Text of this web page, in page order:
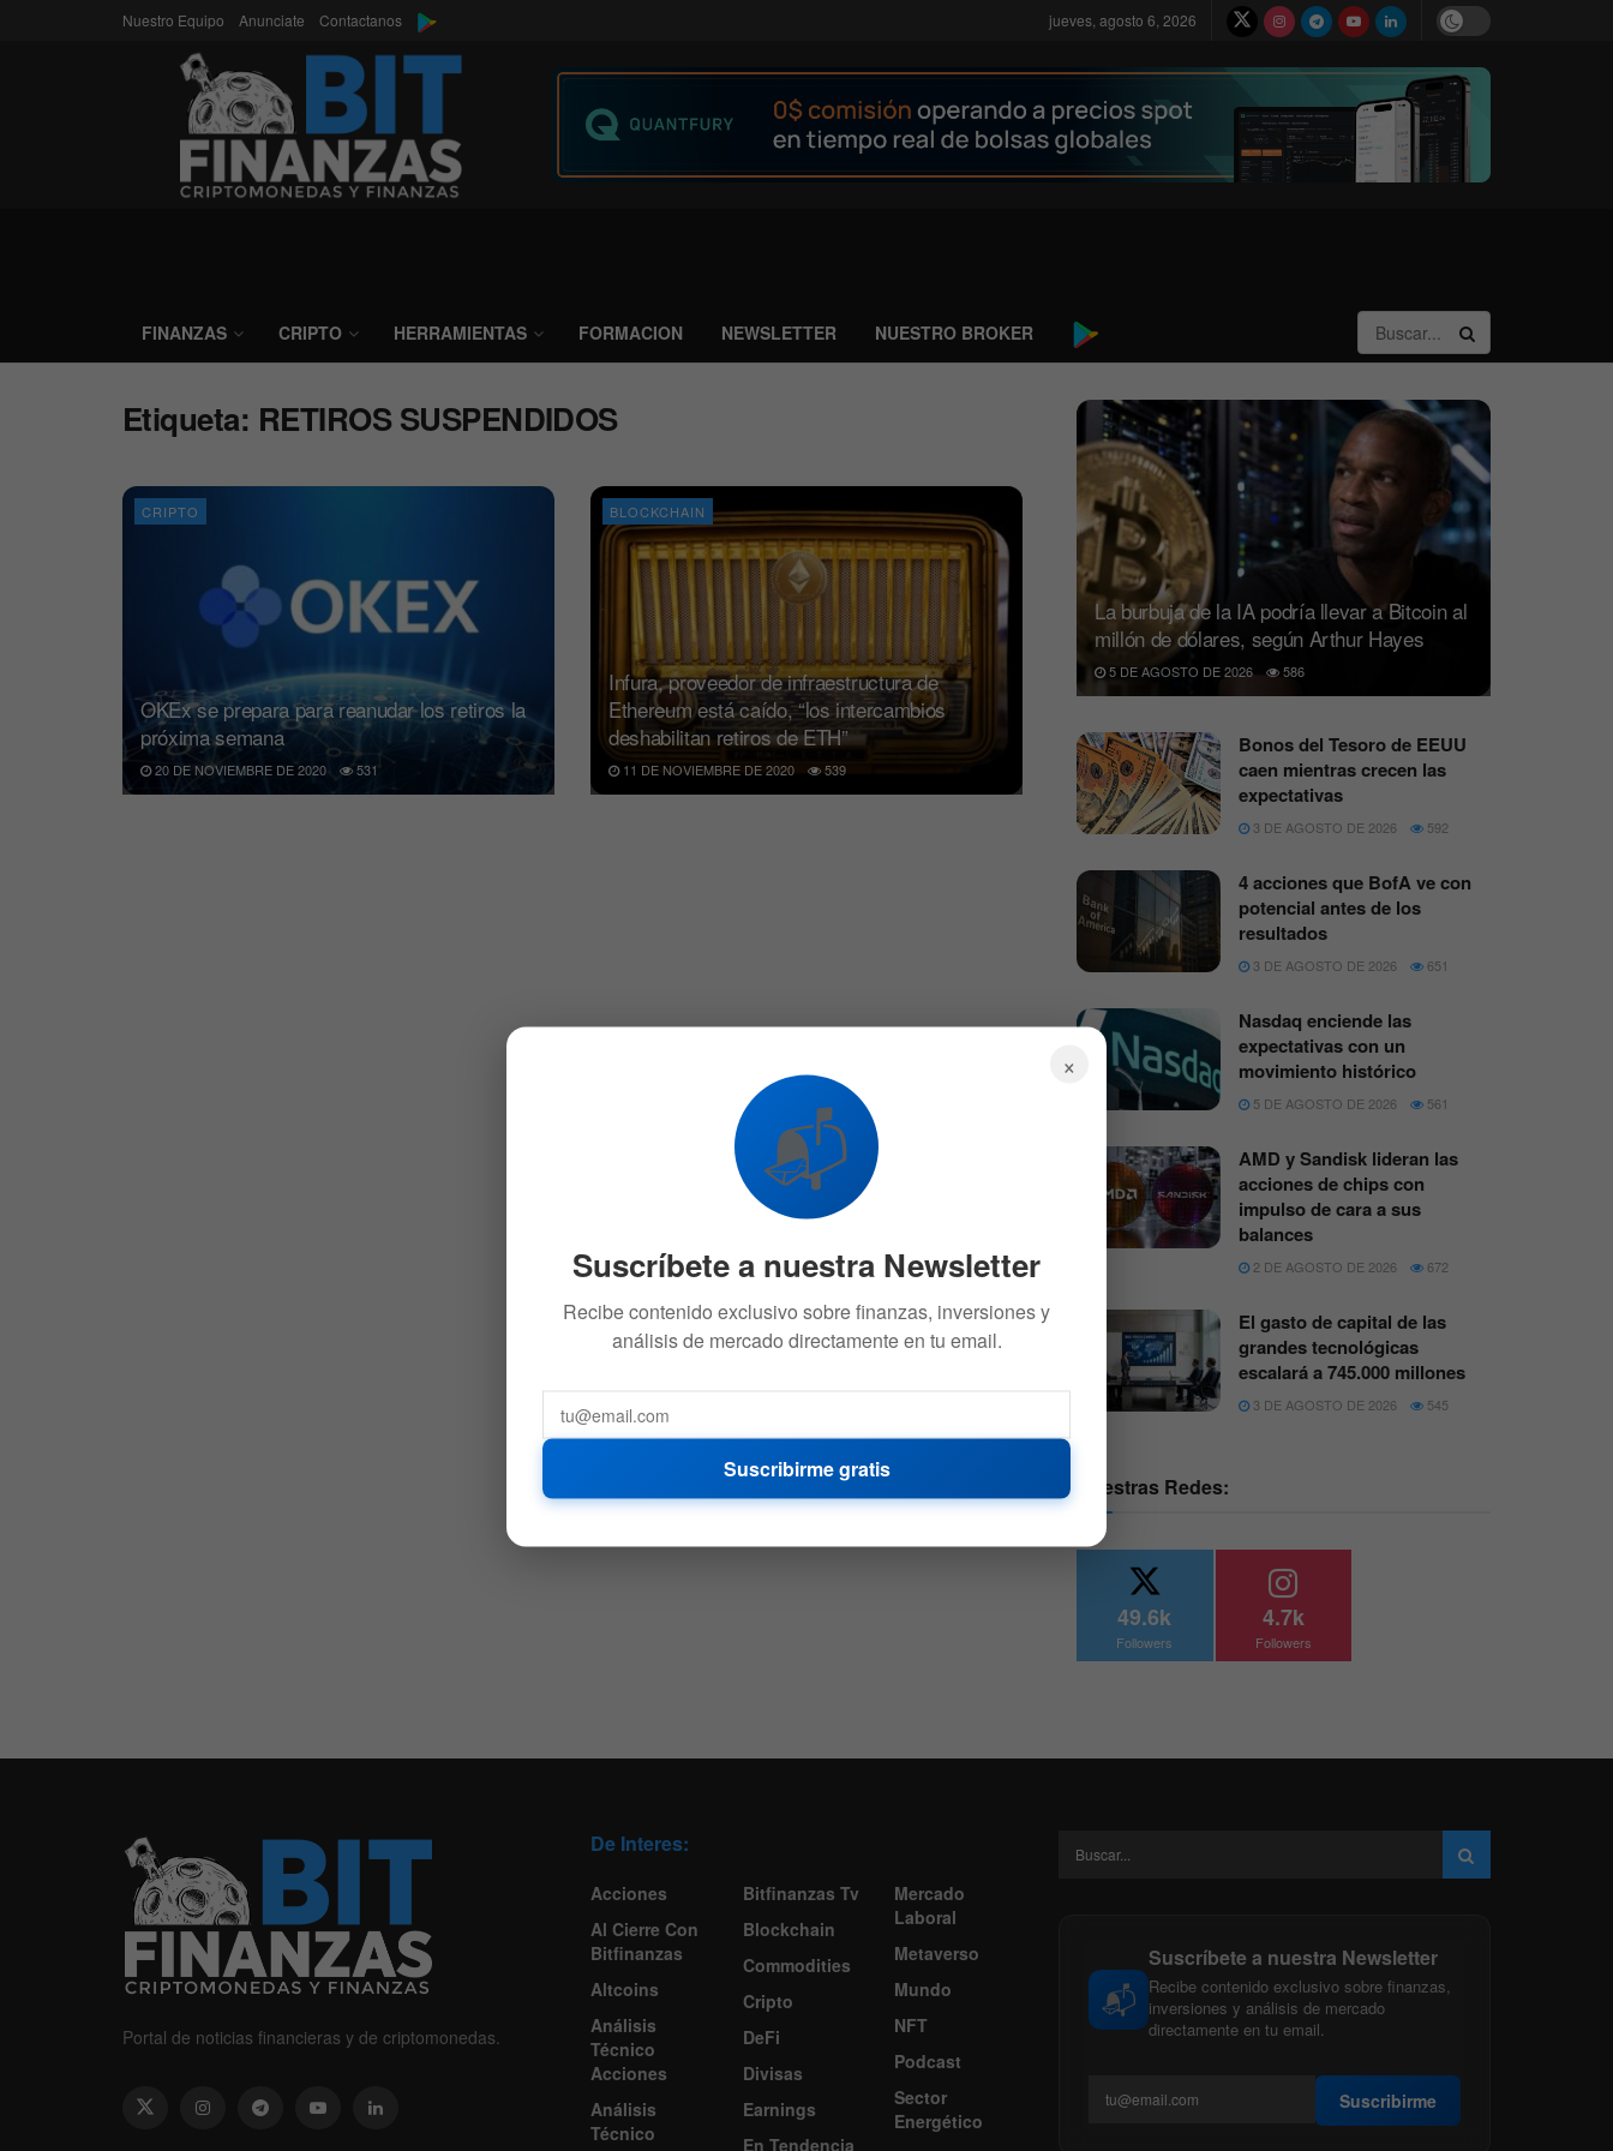
Nuestro Equipo Anunciate Contactanos jueves, agosto 6, 2026
FINANZAS CRIPTO HERRAMIENTAS FORMACION NEWSLETTER NUESTRO BROKER
Etiqueta: RETIROS SUSPENDIDOS
CRIPTO
OKEx se prepara para reanudar los retiros la
próxima semana
20 DE NOVIEMBRE DE 2020 531
BLOCKCHAIN
Infura, proveedor de infraestructura de
Ethereum está caído, “los intercambios
deshabilitan retiros de ETH”
11 DE NOVIEMBRE DE 2020 539
La burbuja de la IA podría llevar a Bitcoin al
millón de dólares, según Arthur Hayes
5 DE AGOSTO DE 2026 586
Bonos del Tesoro de EEUU
caen mientras crecen las
expectativas
3 DE AGOSTO DE 2026 592
4 acciones que BofA ve con
potencial antes de los
resultados
3 DE AGOSTO DE 2026 651
Nasdaq enciende las
expectativas con un
movimiento histórico
5 DE AGOSTO DE 2026 561
AMD y Sandisk lideran las
acciones de chips con
impulso de cara a sus
balances
2 DE AGOSTO DE 2026 672
El gasto de capital de las
grandes tecnológicas
escalará a 745.000 millones
3 DE AGOSTO DE 2026 545
Nuestras Redes:
49.6k
Followers
4.7k
Followers
Portal de noticias financieras y de criptomonedas.
De Interes:
Acciones
Al Cierre Con
Bitfinanzas
Altcoins
Análisis
Técnico
Acciones
Análisis
Técnico
Bitfinanzas Tv
Blockchain
Commodities
Cripto
DeFi
Divisas
Earnings
En Tendencia
Mercado
Laboral
Metaverso
Mundo
NFT
Podcast
Sector
Energético
📬
Suscríbete a nuestra Newsletter
Recibe contenido exclusivo sobre finanzas,
inversiones y análisis de mercado
directamente en tu email.
Suscribirme
×
📬
Suscríbete a nuestra Newsletter
Recibe contenido exclusivo sobre finanzas, inversiones y
análisis de mercado directamente en tu email.
Suscribirme gratis